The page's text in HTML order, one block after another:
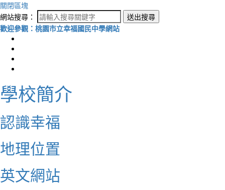
關閉區塊
網站搜尋：
送出搜尋
歡迎參觀：桃園市立幸福國民中學網站
學校簡介
認識幸福
地理位置
英文網站